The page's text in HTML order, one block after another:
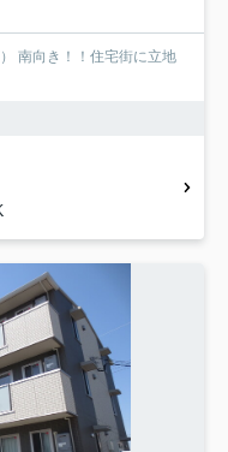
南向き！！住宅街に立地